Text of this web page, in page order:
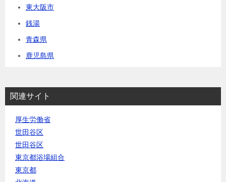
東大阪市
銭湯
青森県
鹿児島県
関連サイト
厚生労働省
世田谷区
世田谷区
東京都浴場組合
東京都